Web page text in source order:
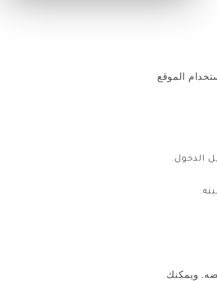
الموقع
الدخول.
ويمكنك